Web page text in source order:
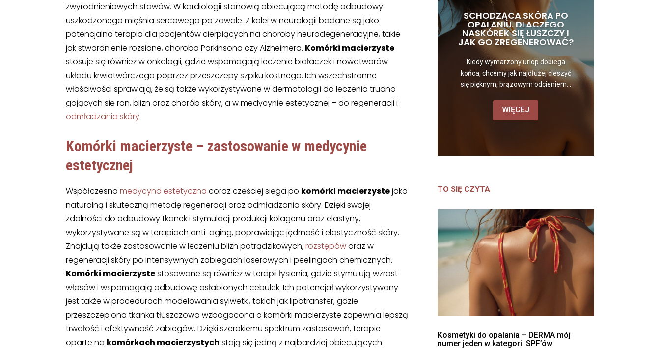
zwyrodnieniowych stawów. W kardiologii stanowią obiecującą metodę odbudowy
uszkodzonego mięśnia sercowego po zawale. Z kolei w neurologii badane są jako
potencjalna terapia dla pacjentów cierpiących na choroby neurodegeneracyjne, takie
jak stwardnienie rozsiane, choroba Parkinsona czy Alzheimera. Komórki macierzyste
stosuje się również w onkologii, gdzie wspomagają leczenie białaczek i nowotworów
układu krwiotwórczego poprzez przeszczepy szpiku kostnego. Ich wszechstronne
właściwości sprawiają, że są także wykorzystywane w dermatologii do leczenia trudno
gojących się ran, blizn oraz chorób skóry, a w medycynie estetycznej – do regeneracji i
odmładzania skóry.
Komórki macierzyste – zastosowaniew medycynie
estetycznej
Współczesnamedycyna estetyczna coraz częściej sięga po komórki macierzystejako
naturalną i skuteczną metodę regeneracji oraz odmładzania skóry. Dzięki swojej
zdolności do odbudowy tkanek i stymulacji produkcji kolagenu oraz elastyny,
wykorzystywane są w terapiach anti-aging, poprawiając jędrność i elastyczność skóry.
Znajdują także zastosowanie w leczeniu blizn potrądzikowych,rozstępóworaz w
regeneracji skóry po intensywnych zabiegach laserowych i peelingach chemicznych.
Komórki macierzystestosowane są również w terapii łysienia, gdzie stymulują wzrost
włosów i wspomagają odbudowę osłabionych cebulek. Ich potencjał wykorzystywany
jest także w procedurach modelowania sylwetki, takich jak lipotransfer, gdzie
przeszczepiona tkanka tłuszczowa wzbogacona o komórki macierzyste zapewnia lepszą
trwałość i efektywność zabiegów. Dzięki szerokiemu spektrum zastosowań, terapie
oparte na komórkach macierzystych stają się jedną z najbardziej obiecujących
SCHODZĄCA SKÓRA PO
OPALANIU. DLACZEGO
NASKÓREK SIĘ ŁUSZCZY I
JAK GO ZREGENEROWAĆ?
Kiedy wymarzony urlop dobiega
końca, chcemy jak najdłużej cieszyć
się pięknym, brązowym odcieniem...
WIĘCEJ
TO SIĘ CZYTA
Kosmetyki do opalania – DERMA mój
numer jeden w kategorii SPF’ów